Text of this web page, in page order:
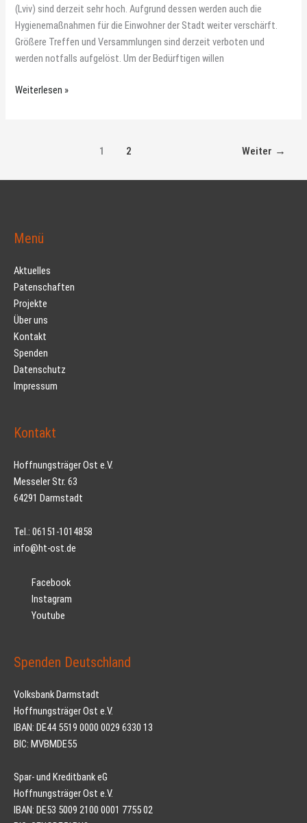
(Lviv) sind derzeit sehr hoch. Aufgrund dessen werden auch die
Hygienemaßnahmen für die Einwohner der Stadt weiter verschärft.
Größere Treffen und Versammlungen sind derzeit verboten und
werden notfalls aufgelöst. Um der Bedürftigen willen
Weiterlesen »
1 2 Weiter →
Menü
Aktuelles
Patenschaften
Projekte
Über uns
Kontakt
Spenden
Datenschutz
Impressum
Kontakt
Hoffnungsträger Ost e.V.
Messeler Str. 63
64291 Darmstadt
Tel.: 06151-1014858
info@ht-ost.de
Facebook
Instagram
Youtube
Spenden Deutschland
Volksbank Darmstadt
Hoffnungsträger Ost e.V.
IBAN: DE44 5519 0000 0029 6330 13
BIC: MVBMDE55
Spar- und Kreditbank eG
Hoffnungsträger Ost e.V.
IBAN: DE53 5009 2100 0001 7755 02